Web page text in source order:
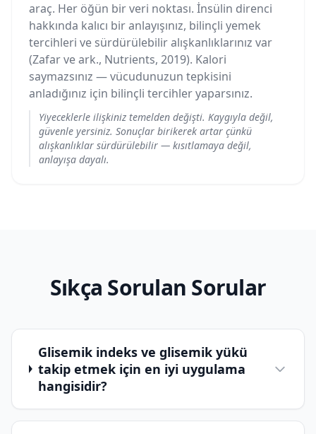
araç. Her öğün bir veri noktası. İnsülin direnci
hakkında kalıcı bir anlayışınız, bilinçli yemek
tercihleri ve sürdürülebilir alışkanlıklarınız var
(Zafar ve ark., Nutrients, 2019). Kalori
saymazsınız — vücudunuzun tepkisini
anladığınız için bilinçli tercihler yaparsınız.
Yiyeceklerle ilişkiniz temelden değişti. Kaygıyla değil,
güvenle yersiniz. Sonuçlar birikerek artar çünkü
alışkanlıklar sürdürülebilir — kısıtlamaya değil,
anlayışa dayalı.
Sıkça Sorulan Sorular
Glisemik indeks ve glisemik yükü
takip etmek için en iyi uygulama
hangisidir?